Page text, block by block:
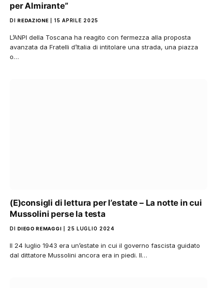
per Almirante”
DI REDAZIONE 15 APRILE 2025
L’ANPI della Toscana ha reagito con fermezza alla proposta
avanzata da Fratelli d’Italia di intitolare una strada, una piazza
o…
(E)consigli di lettura per l’estate – La notte in cui
Mussolini perse la testa
DI DIEGO REMAGGI 25 LUGLIO 2024
Il 24 luglio 1943 era un’estate in cui il governo fascista guidato
dal dittatore Mussolini ancora era in piedi. Il…